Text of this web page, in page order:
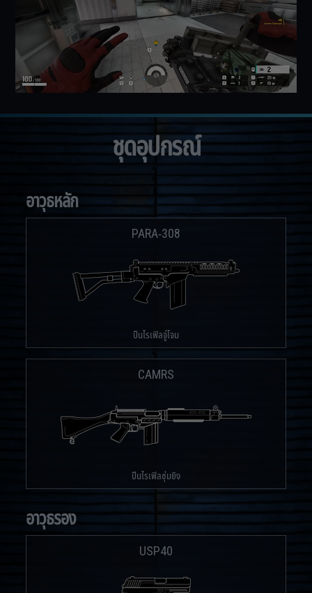
ชุดอุปกรณ์
อาวุธหลัก
PARA-308
ปืนไรเฟิลจู่โจม
CAMRS
ปืนไรเฟิลซุ่มยิง
อาวุธรอง
USP40